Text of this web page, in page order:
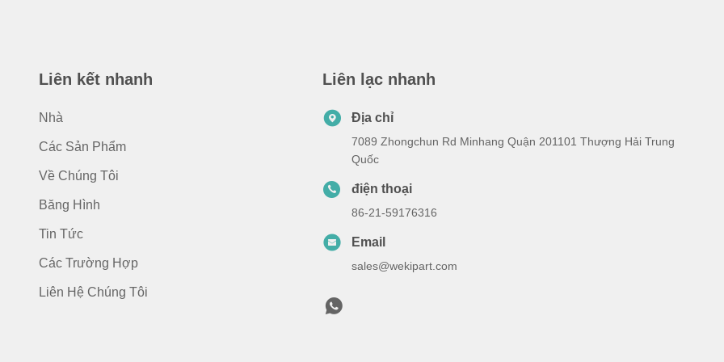
Liên kết nhanh
Nhà
Các Sản Phẩm
Về Chúng Tôi
Băng Hình
Tin Tức
Các Trường Hợp
Liên Hệ Chúng Tôi
Liên lạc nhanh
Địa chỉ
7089 Zhongchun Rd Minhang Quận 201101 Thượng Hải Trung
Quốc
điện thoại
86-21-59176316
Email
sales@wekipart.com